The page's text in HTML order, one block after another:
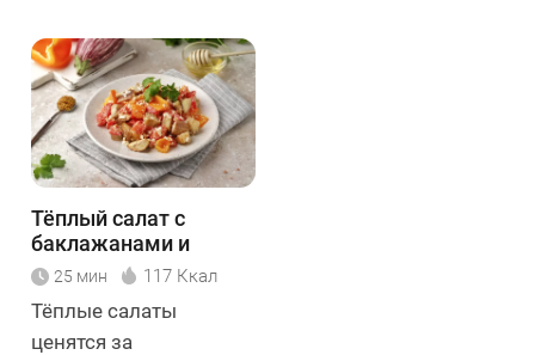
Тёплый салат с
баклажанами и
сыром
25 мин 117 Ккал
Тёплые салаты
ценятся за